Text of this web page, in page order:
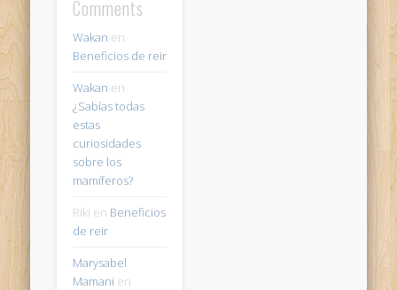
Comments
Wakan en
Beneficios de reir
Wakan en
¿Sabías todas
estas
curiosidades
sobre los
mamíferos?
Riki en Beneficios
de reir
Marysabel
Mamani en